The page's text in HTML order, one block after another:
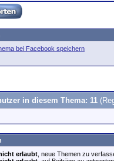
in diesem Thema: 11
erlaubt , neue Themen zu